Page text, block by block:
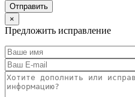
×
Предложить исправление